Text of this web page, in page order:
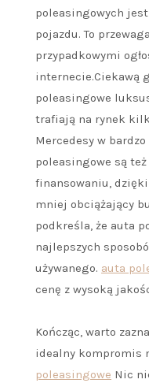
poleasingowych
pojazdu. To
przypadkowymi
internecie.Ciekawą
poleasingowe
trafiają na rynek
Mercedesy w
poleasingowe są
finansowaniu,
mniej obciążający
podkreśla, że auta
najlepszych
używanego. auta
cenę z wysoką
Kończąc, warto
idealny kompromis
poleasingowe Nic